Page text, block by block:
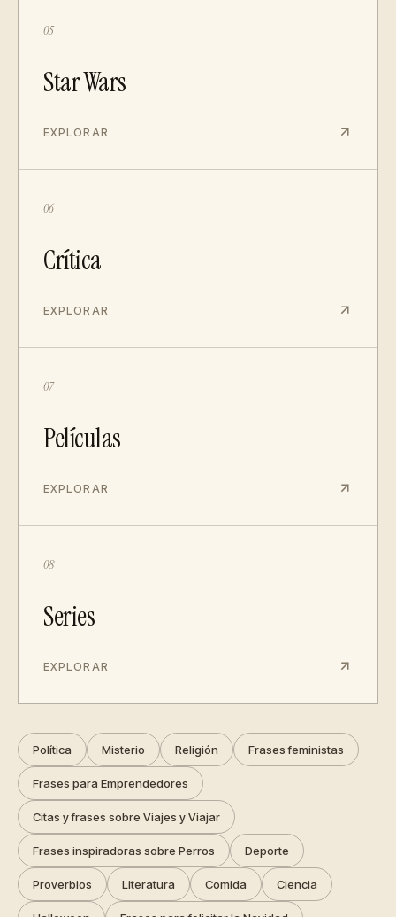
05
Star Wars
EXPLORAR
06
Crítica
EXPLORAR
07
Películas
EXPLORAR
08
Series
EXPLORAR
Política Misterio Religión Frases feministas
Frases para Emprendedores
Citas y frases sobre Viajes y Viajar
Frases inspiradoras sobre Perros Deporte
Proverbios Literatura Comida Ciencia